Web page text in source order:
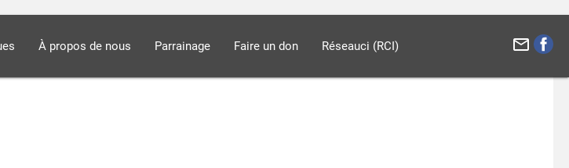
À propos de nous Parrainage Faire un don Réseauci (RCI) mail_outline